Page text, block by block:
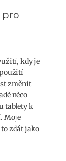
pro
kdy je
změnit
něco
tablety k
Moje
zdát jako